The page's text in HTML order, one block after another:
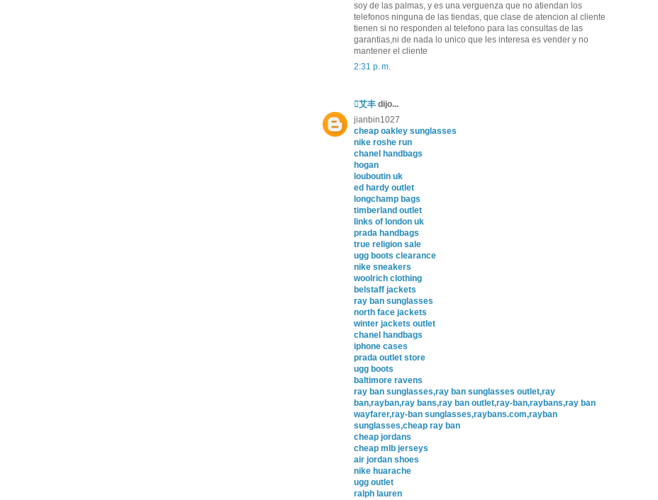
soy de las palmas, y es una verguenza que no atiendan los
telefonos ninguna de las tiendas, que clase de atencion al cliente
tienen si no responden al telefono para las consultas de las
garantias,ni de nada lo unico que les interesa es vender y no
mantener el cliente
2:31 p. m.
艾丰 dijo...
jianbin1027
cheap oakley sunglasses
nike roshe run
chanel handbags
hogan
louboutin uk
ed hardy outlet
longchamp bags
timberland outlet
links of london uk
prada handbags
true religion sale
ugg boots clearance
nike sneakers
woolrich clothing
belstaff jackets
ray ban sunglasses
north face jackets
winter jackets outlet
chanel handbags
iphone cases
prada outlet store
ugg boots
baltimore ravens
ray ban sunglasses,ray ban sunglasses outlet,ray
ban,rayban,ray bans,ray ban outlet,ray-ban,raybans,ray ban
wayfarer,ray-ban sunglasses,raybans.com,rayban
sunglasses,cheap ray ban
cheap jordans
cheap mlb jerseys
air jordan shoes
nike huarache
ugg outlet
ralph lauren